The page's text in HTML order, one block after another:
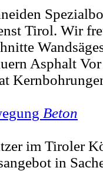
Tirol. Wir
Asphalt
Beton
im Tiroler
in